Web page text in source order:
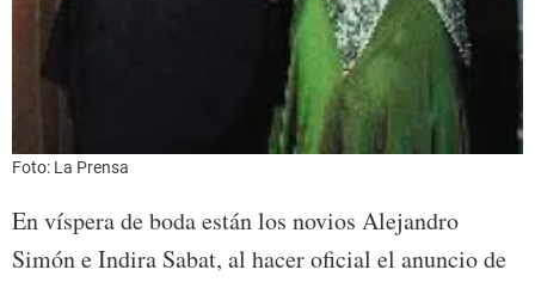
Foto: La Prensa
En víspera de boda están los novios Alejandro
Simón e Indira Sabat, al hacer oficial el anuncio de